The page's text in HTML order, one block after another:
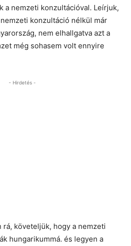
a nemzeti konzultációval. Leírjuk,
konzultáció nélkül már
nem elhallgatva azt a
még sohasem volt ennyire
- Hirdetés -
rá, követeljük, hogy a nemzeti
hungarikummá. és legyen a